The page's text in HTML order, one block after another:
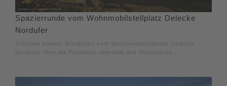
Spazierrunde vom Wohnmobilstellplatz Delecke
Nordufer
Schönes kleines Ründchen vom Wohnmobilstellplatz Delecke
Nordufer über die Feldwege oberhalb des Stellplatzes.